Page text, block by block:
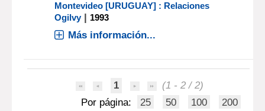
Montevideo [URUGUAY] : Relaciones
Ogilvy| 1993
Más información...
1
(1 - 2 / 2)
Por página:
25 50 100 200